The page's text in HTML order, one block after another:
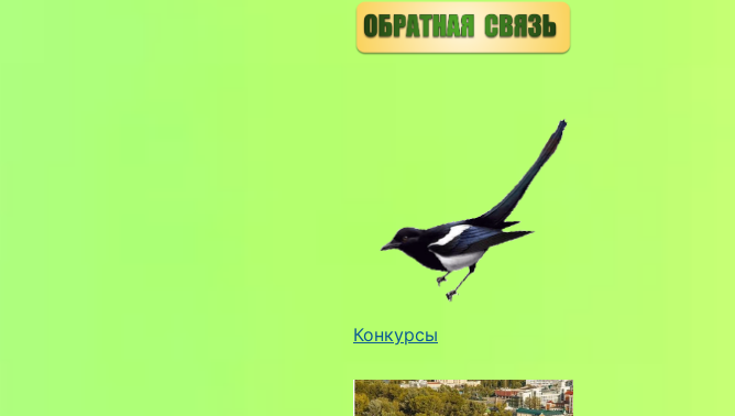
Конкурсы